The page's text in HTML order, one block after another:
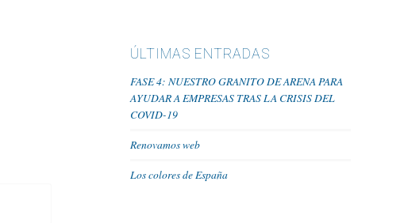
ÚLTIMAS ENTRADAS
FASE 4: NUESTRO GRANITO DE ARENA PARA
AYUDAR A EMPRESAS TRAS LA CRISIS DEL
COVID-19
Renovamos web
Los colores de España